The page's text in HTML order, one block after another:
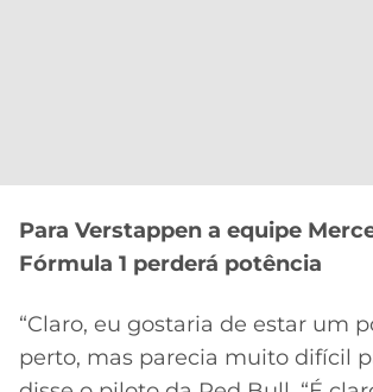
MG
Para Verstappen a equipe
Fórmula 1 perderá potência
“Claro, eu gostaria de estar um
perto, mas parecia muito difícil